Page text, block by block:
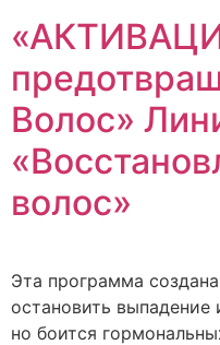
Волос»
волос»
Эта программа
остановить выпадение
но боится